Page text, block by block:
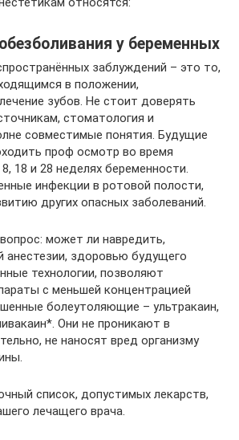
у беременных
заблуждений – это то,
в положении,
зубов. Не стоит доверять
стоматология и
совместимые понятия. Будущие
проф осмотр во время
18 и 28 неделях беременности.
инфекции в ротовой полости,
других опасных заболеваний.
может ли навредить,
анестезии, здоровью будущего
технологии, позволяют
с меньшей концентрацией
болеутоляющие – ультракаин,
Они не проникают в
не наносят вред организму
список, допустимых лекарств,
лечащего врача.